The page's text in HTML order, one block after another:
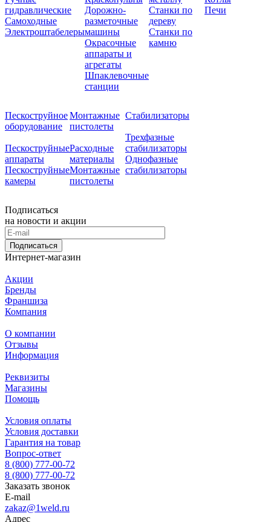
гидравлические
Самоходные
Электроштабелеры
Дорожно-
разметочные
машины
Окрасочные
аппараты и
агрегаты
Шпаклевочные
станции
Станки по
дереву
Станки по
камню
Печи
Пескоструйное
оборудование
Пескоструйные
аппараты
Пескоструйные
камеры
Монтажные
пистолеты
Расходные
материалы
Монтажные
пистолеты
Стабилизаторы
Трехфазные
стабилизаторы
Однофазные
стабилизаторы
Подписаться
на новости и акции
Подписаться
Интернет-магазин
Акции
Бренды
Франшиза
Компания
О компании
Отзывы
Информация
Реквизиты
Магазины
Помощь
Условия оплаты
Условия доставки
Гарантия на товар
Вопрос-ответ
8 (800) 777-00-72
8 (800) 777-00-72
Заказать звонок
E-mail
zakaz@1weld.ru
Адрес